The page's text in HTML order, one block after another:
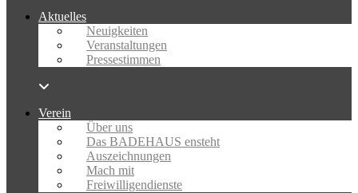
Aktuelles
Neuigkeiten
Veranstaltungen
Pressestimmen
Verein
Über uns
Das BADEHAUS ensteht
Auszeichnungen
Mach mit
Freiwilligendienste